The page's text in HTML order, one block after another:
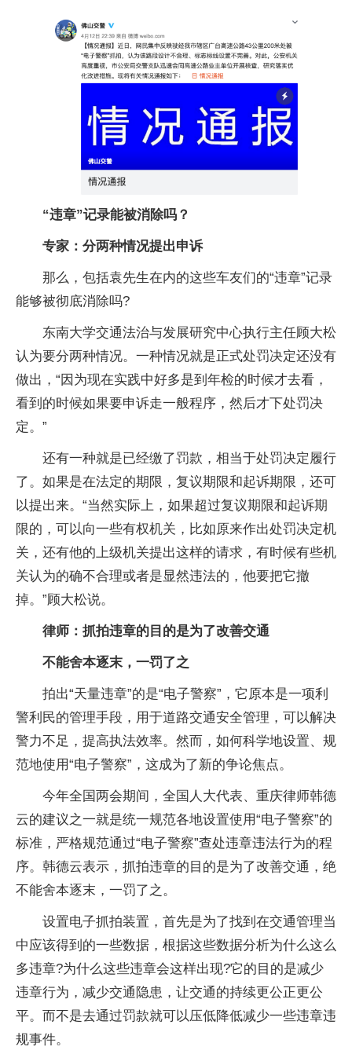
“违章”记录能被消除吗？
专家：分两种情况提出申诉
那么，包括袁先生在内的这些车友们的“违章”记录
能够被彻底消除吗?
东南大学交通法治与发展研究中心执行主任顾大松
认为要分两种情况。一种情况就是正式处罚决定还没有
做出，“因为现在实践中好多是到年检的时候才去看，
看到的时候如果要申诉走一般程序，然后才下处罚决
定。”
还有一种就是已经缴了罚款，相当于处罚决定履行
了。如果是在法定的期限，复议期限和起诉期限，还可
以提出来。“当然实际上，如果超过复议期限和起诉期
限的，可以向一些有权机关，比如原来作出处罚决定机
关，还有他的上级机关提出这样的请求，有时候有些机
关认为的确不合理或者是显然违法的，他要把它撤
掉。”顾大松说。
律师：抓拍违章的目的是为了改善交通
不能舍本逐末，一罚了之
拍出“天量违章”的是“电子警察”，它原本是一项利
警利民的管理手段，用于道路交通安全管理，可以解决
警力不足，提高执法效率。然而，如何科学地设置、规
范地使用“电子警察”，这成为了新的争论焦点。
今年全国两会期间，全国人大代表、重庆律师韩德
云的建议之一就是统一规范各地设置使用“电子警察”的
标准，严格规范通过“电子警察”查处违章违法行为的程
序。韩德云表示，抓拍违章的目的是为了改善交通，绝
不能舍本逐末，一罚了之。
设置电子抓拍装置，首先是为了找到在交通管理当
中应该得到的一些数据，根据这些数据分析为什么这么
多违章?为什么这些违章会这样出现?它的目的是减少
违章行为，减少交通隐患，让交通的持续更公正更公
平。而不是去通过罚款就可以压低降低减少一些违章违
规事件。